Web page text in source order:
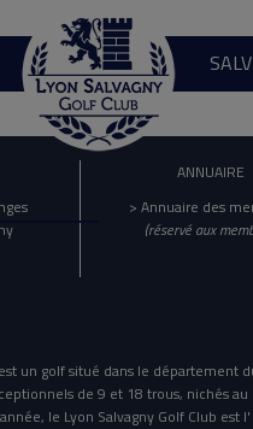
ANNUAIRE
> Annuaire des
(réservé aux
un golf situé dans le département
de 9 et 18 trous, nichés
le Lyon Salvagny Golf Club est